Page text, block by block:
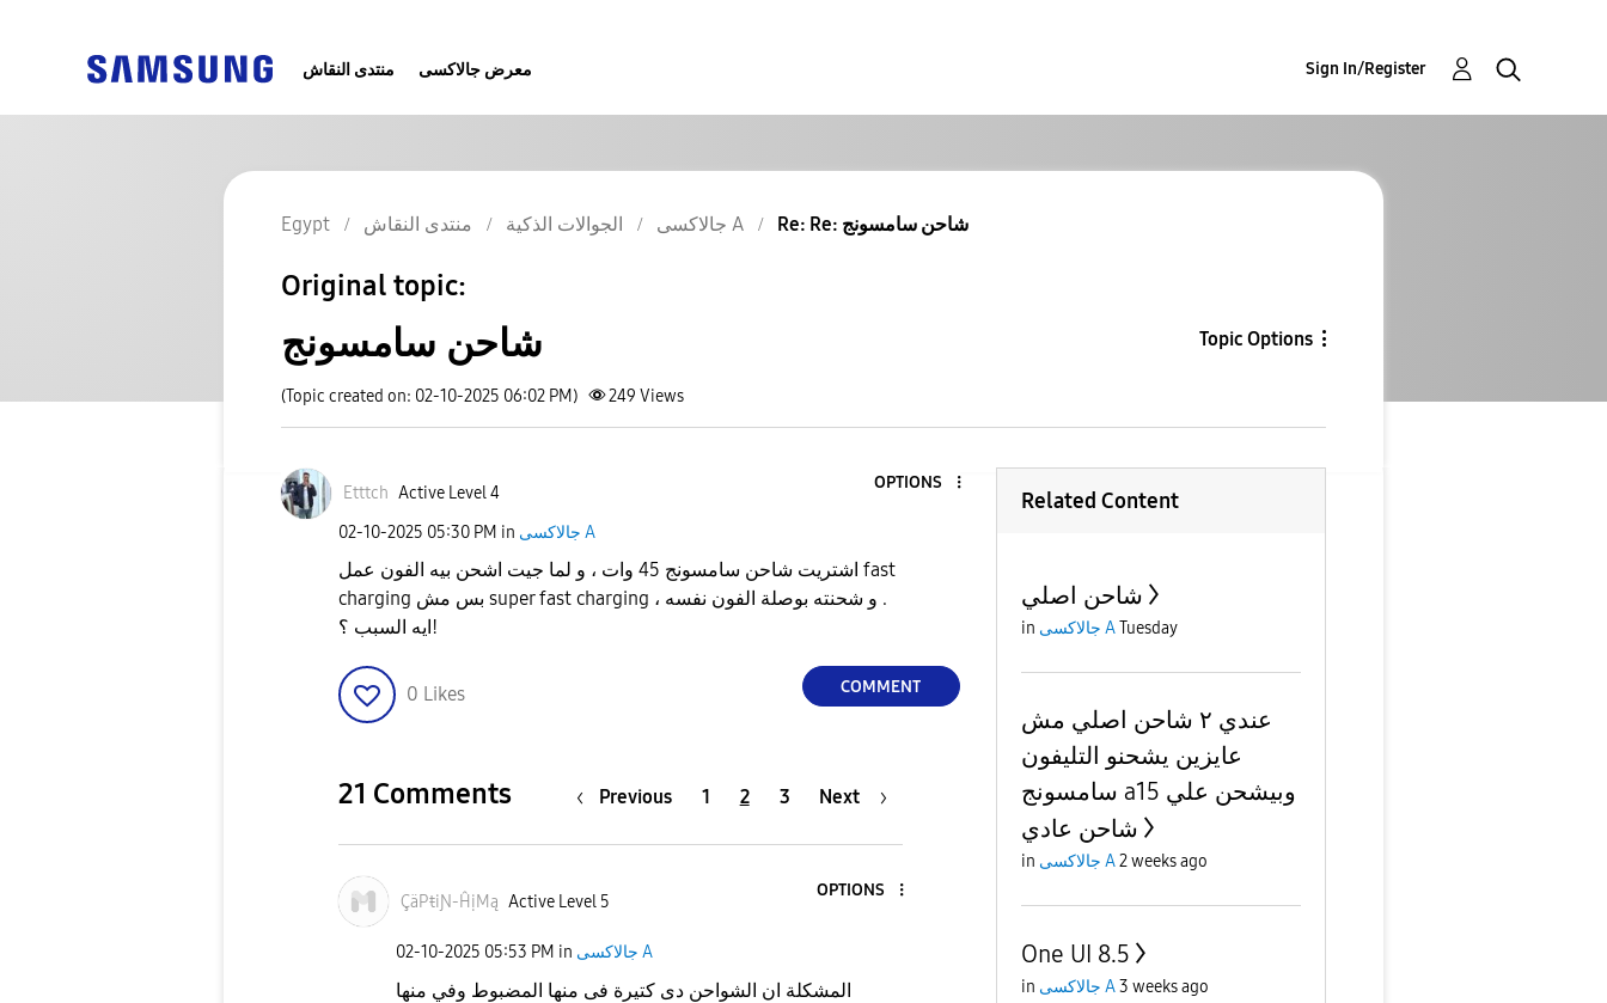
منتدى النقاش معرض جالاكسى Sign In/Register
Egypt منتدى النقاش الجوالات الذكية جالاكسى A Re: Re: شاحن سامسونج
Original topic:
شاحن سامسونج Topic Options
(Topic created on: 02-10-2025 06:02 PM) 249 Views
Etttch Active Level 4
OPTIONS
‎02-10-2025 05:30 PM in جالاكسى A
اشتريت شاحن سامسونج 45 وات ، و لما جيت اشحن بيه الفون عمل fast
charging بس مش super fast charging ، و شحنته بوصلة الفون نفسه .
ايه السبب ؟!
0 Likes COMMENT
21 Comments Previous 1 2 3 Next
ÇäPŧiƝ-ĤịMą Active Level 5
OPTIONS
‎02-10-2025 05:53 PM in جالاكسى A
المشكلة ان الشواحن دى كتيرة فى منها المضبوط وفي منها
Related Content
شاحن اصلي
in جالاكسى ATuesday
عندي ٢ شاحن اصلي مش
عايزين يشحنو التليفون
سامسونج a15 وبيشحن علي
شاحن عادي
in جالاكسى A2 weeks ago
One UI 8.5
in جالاكسى A3 weeks ago